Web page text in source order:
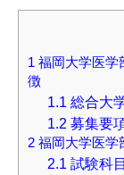
1 福岡大学医学
徴
1.1 総合大
1.2 募集要
2 福岡大学医学
2.1 試験科